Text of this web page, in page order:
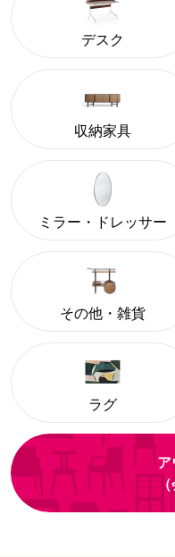
デスク
収納家具
ミラー・ドレッサー
その他・雑貨
ラグ